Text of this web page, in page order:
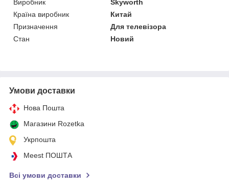
Виробник
Skyworth
Країна виробник
Китай
Призначення
Для телевізора
Стан
Новий
Умови доставки
Нова Пошта
Магазини Rozetka
Укрпошта
Meest ПОШТА
Всі умови доставки